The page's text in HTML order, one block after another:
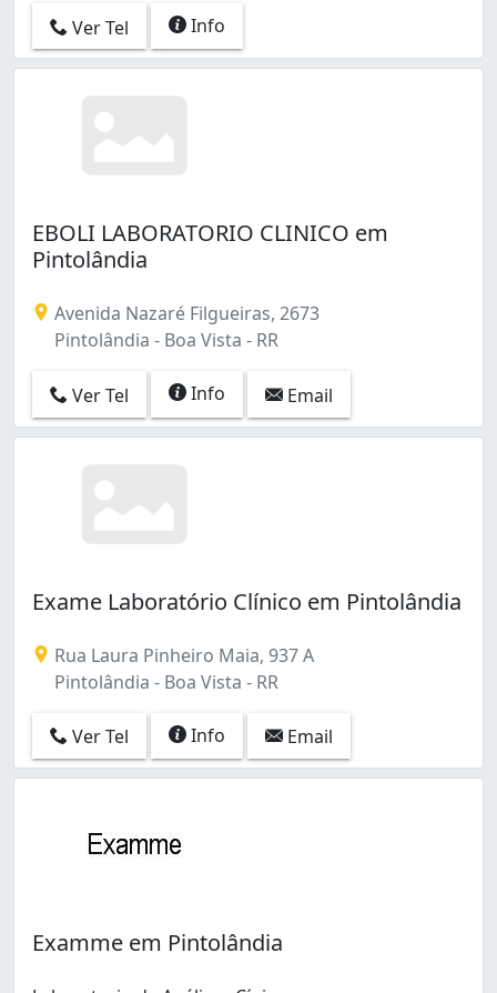
Ver Tel Info
EBOLI LABORATORIO CLINICO em
Pintolândia
Avenida Nazaré Filgueiras, 2673
Pintolândia - Boa Vista - RR
Ver Tel Info Email
Exame Laboratório Clínico em Pintolândia
Rua Laura Pinheiro Maia, 937 A
Pintolândia - Boa Vista - RR
Ver Tel Info Email
Examme em Pintolândia